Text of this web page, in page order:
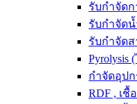
รับกำจัด
รับกำจัดน้
รับกำจัดส
Pyrolysis
กำจัดอุป
RDF , เชื้